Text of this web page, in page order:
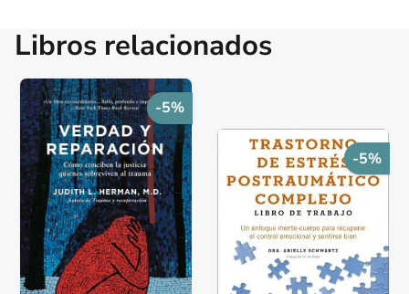
Libros relacionados
-5%
-5%